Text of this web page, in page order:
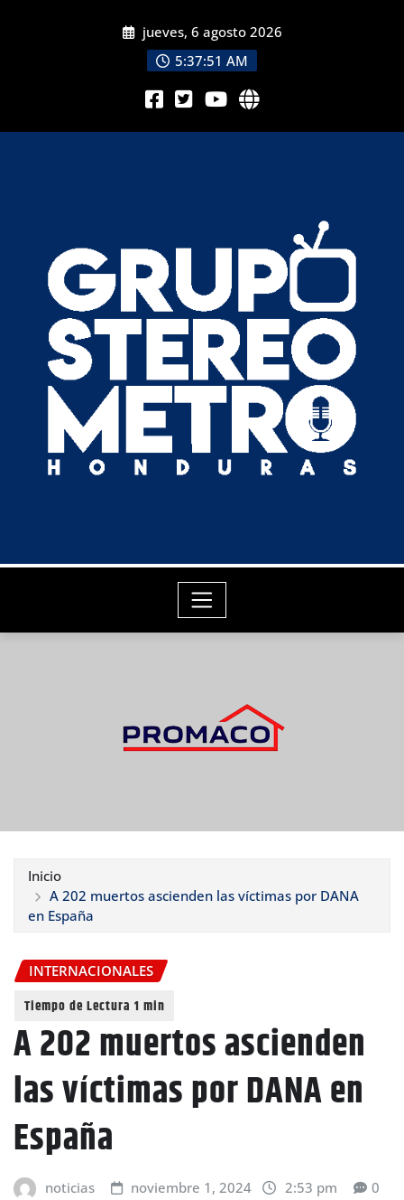
jueves, 6 agosto 2026
5:37:52 AM
Inicio
A 202 muertos ascienden las víctimas por DANA
en España
INTERNACIONALES
A 202 muertos ascienden
las víctimas por DANA en
España
noticias noviembre 1, 2024 2:53 pm 0